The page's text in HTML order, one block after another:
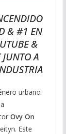
& #1 EN
&
A
urbano
Ovy On
Este